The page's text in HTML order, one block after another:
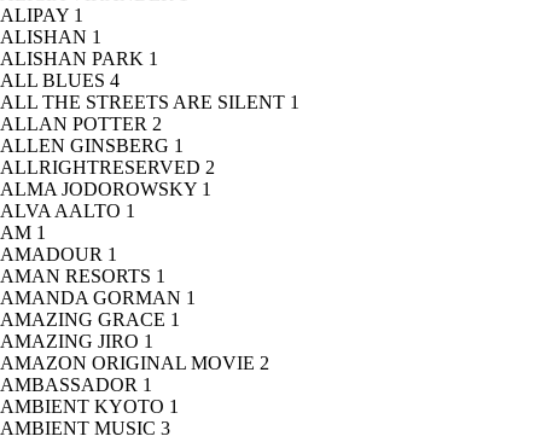
ALIPAY 1
ALISHAN 1
ALISHAN PARK 1
ALL BLUES 4
ALL THE STREETS ARE SILENT 1
ALLAN POTTER 2
ALLEN GINSBERG 1
ALLRIGHTRESERVED 2
ALMA JODOROWSKY 1
ALVA AALTO 1
AM 1
AMADOUR 1
AMAN RESORTS 1
AMANDA GORMAN 1
AMAZING GRACE 1
AMAZING JIRO 1
AMAZON ORIGINAL MOVIE 2
AMBASSADOR 1
AMBIENT KYOTO 1
AMBIENT MUSIC 3